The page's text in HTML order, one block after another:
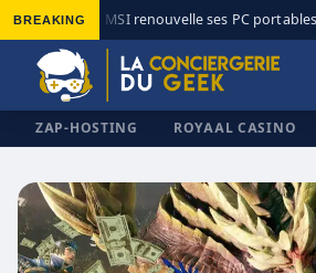
BREAKING◆ MSI renouvelle ses PC
ZAP-HOSTING ROYAAL CASINO